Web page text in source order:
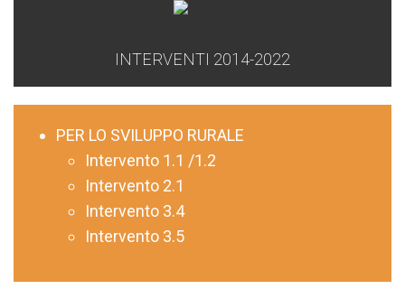
INTERVENTI 2014-2022
PER LO SVILUPPO RURALE
Intervento 1.1 /1.2
Intervento 2.1
Intervento 3.4
Intervento 3.5